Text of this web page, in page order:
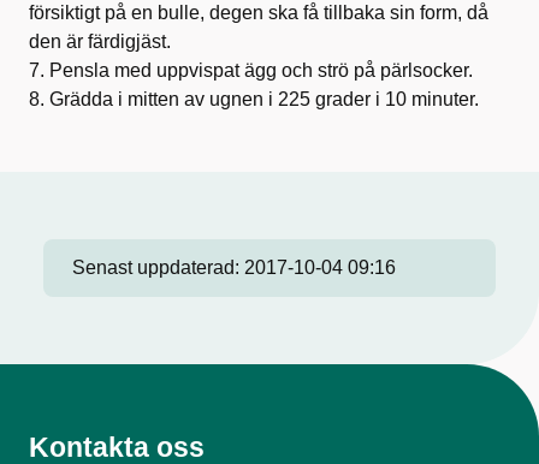
försiktigt på en bulle, degen ska få tillbaka sin form, då
den är färdigjäst.
7. Pensla med uppvispat ägg och strö på pärlsocker.
8. Grädda i mitten av ugnen i 225 grader i 10 minuter.
Senast uppdaterad: 2017-10-04 09:16
Kontakta oss